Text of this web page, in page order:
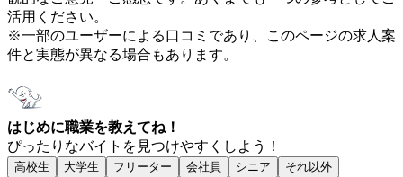
活用ください。
※一部のユーザーによる口コミであり、このページの求人案
件と実態が異なる場合もあります。
はじめに職業を教えてね！
ぴったりなバイトを見つけやすくしよう！
高校生 大学生 フリーター 会社員 シニア
それ以外